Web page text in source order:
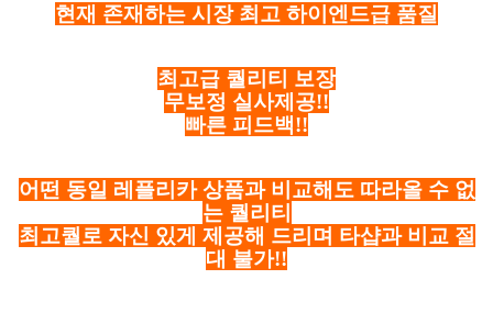
현재 존재하는 시장 최고 하이엔드급 품질
최고급 퀄리티 보장
무보정 실사제공!!
빠른 피드백!!
어떤 동일 레플리카 상품과 비교해도 따라올 수 없
는 퀄리티
최고퀄로 자신 있게 제공해 드리며 타샵과 비교 절
대 불가!!